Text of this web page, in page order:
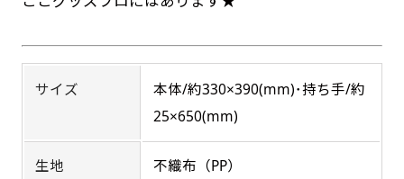
サイズ
本体/約330×390(mm)･持ち手/約
25×650(mm)
生地 不織布（PP）
吊り下げ旗(30x42)
掛け軸のように吊り下げ式にします。上部に棒袋
作成しパイプを入れてその間に紐を通します。壁
際の装飾などにとてもお役立ち！
吊り下げ旗(42x30)
掛け軸のように吊り下げ式にします。上部に棒袋
作成しパイプを入れてその間に紐を通します。壁
際の装飾などにとてもお役立ち！
お急ぎは翌営業日発送（基本12時締め切り)枚数
によって対応できない場合、ギリギリでも対応
できる場合もあります。防炎加工、トロピカル
生地は対応不可です。